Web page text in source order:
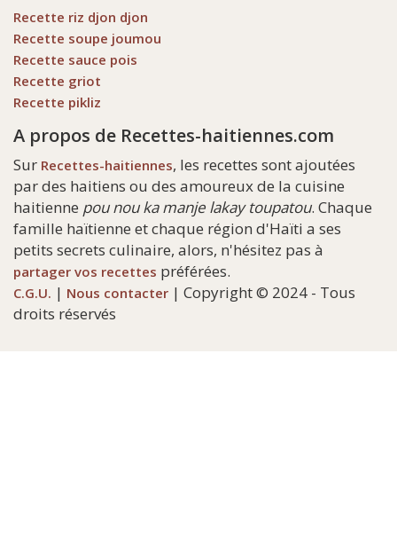
Recette riz djon djon
Recette soupe joumou
Recette sauce pois
Recette griot
Recette pikliz
A propos de Recettes-haitiennes.com
Sur Recettes-haitiennes, les recettes sont ajoutées
par des haitiens ou des amoureux de la cuisine
haitienne pou nou ka manje lakay toupatou. Chaque
famille haïtienne et chaque région d'Haïti a ses
petits secrets culinaire, alors, n'hésitez pas à
partager vos recettes préférées.
C.G.U. | Nous contacter | Copyright © 2024 - Tous
droits réservés